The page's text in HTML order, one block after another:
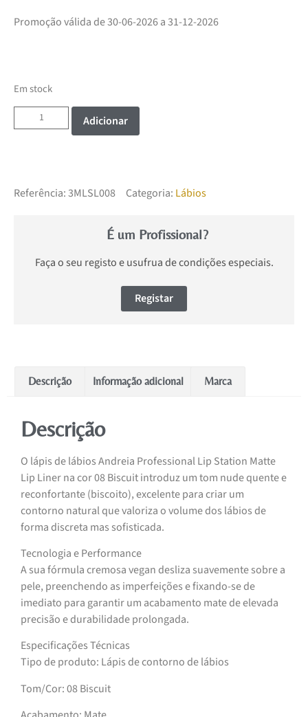
Promoção válida de 30-06-2026 a 31-12-2026
Em stock
Adicionar
Referência:3MLSL008 Categoria: Lábios
É um Profissional?
Faça o seu registo e usufrua de condições especiais.
Registar
Descrição Informação adicional Marca
Descrição
O lápis de lábios Andreia Professional Lip Station Matte
Lip Liner na cor 08 Biscuit introduz um tom nude quente e
reconfortante (biscoito), excelente para criar um
contorno natural que valoriza o volume dos lábios de
forma discreta mas sofisticada.
Tecnologia e Performance
A sua fórmula cremosa vegan desliza suavemente sobre a
pele, preenchendo as imperfeições e fixando-se de
imediato para garantir um acabamento mate de elevada
precisão e durabilidade prolongada.
Especificações Técnicas
Tipo de produto: Lápis de contorno de lábios
Tom/Cor: 08 Biscuit